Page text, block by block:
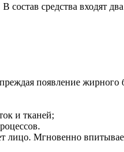
состав средства входят
появление жирного
и тканей;
лицо. Мгновенно